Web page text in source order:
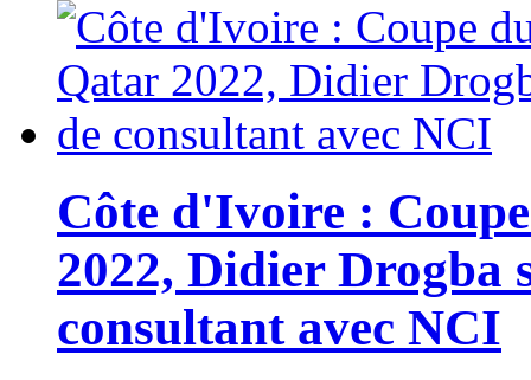
Côte d'Ivoire :
2022, Didier Drogba
consultant avec NCI